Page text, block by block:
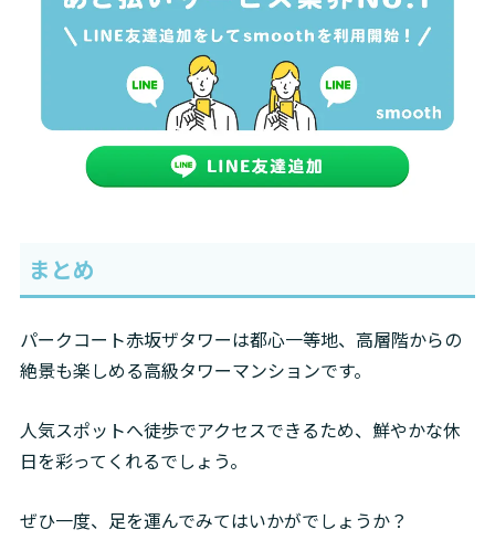
まとめ
パークコート赤坂ザタワーは都心一等地、高層階からの
絶景も楽しめる高級タワーマンションです。
人気スポットへ徒歩でアクセスできるため、鮮やかな休
日を彩ってくれるでしょう。
ぜひ一度、足を運んでみてはいかがでしょうか？